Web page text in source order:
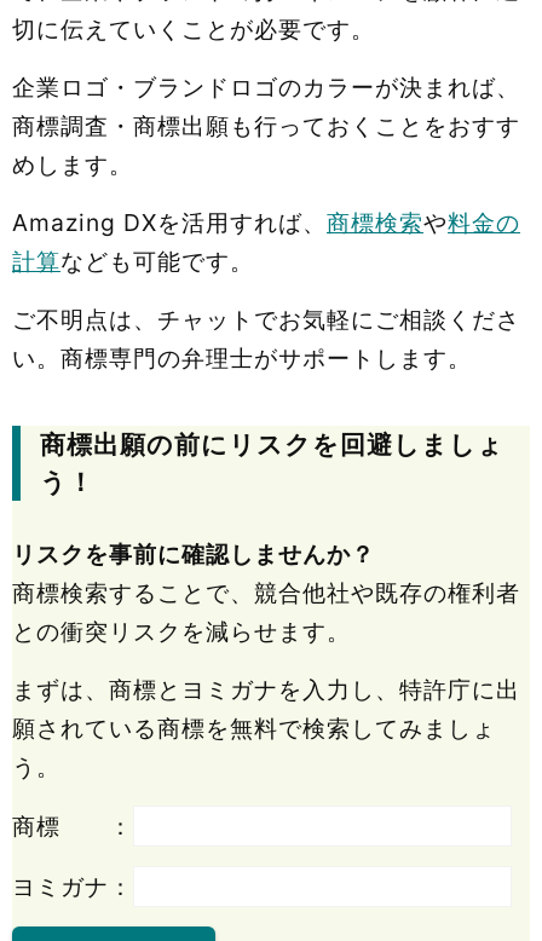
切に伝えていくことが必要です。
企業ロゴ・ブランドロゴのカラーが決まれば、
商標調査・商標出願も行っておくことをおすす
めします。
Amazing DXを活用すれば、 商標検索や料金の
計算なども可能です。
ご不明点は、チャットでお気軽にご相談くださ
い。商標専門の弁理士がサポートします。
商標出願の前にリスクを回避しましょ
う！
リスクを事前に確認しませんか？
商標検索することで、競合他社や既存の権利者
との衝突リスクを減らせます。
まずは、商標とヨミガナを入力し、特許庁に出
願されている商標を無料で検索してみましょ
う。
商標 ：
ヨミガナ：